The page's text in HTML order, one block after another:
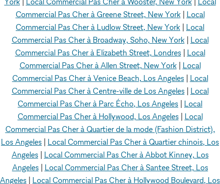
Commercial Pas Cher à Greene Street, New York| Local
Commercial Pas Cher à Ludlow Street, New York
Local
Commercial Pas Cher à Broadway, Soho, New York| Local
Commercial Pas Cher à Elizabeth Street, Londres| Local
Commercial Pas Cher à Allen Street, New York| Local
Commercial Pas Cher à Venice Beach, Los Angeles| Local
Commercial Pas Cher à Centre-ville de Los Angeles| Local
Commercial Pas Cher à Parc Écho, Los Angeles
Local
Commercial Pas Cher à Hollywood, Los Angeles| Local
Commercial Pas Cher à Quartier de la mode (Fashion District),
Los Angeles
Local Commercial Pas Cher à Quartier chinois, Los
Angeles| Local Commercial Pas Cher à Abbot Kinney, Los
Angeles| Local Commercial Pas Cher à Santee Street, Los
Angeles
Local Commercial Pas Cher à Hollywood Boulevard, Los